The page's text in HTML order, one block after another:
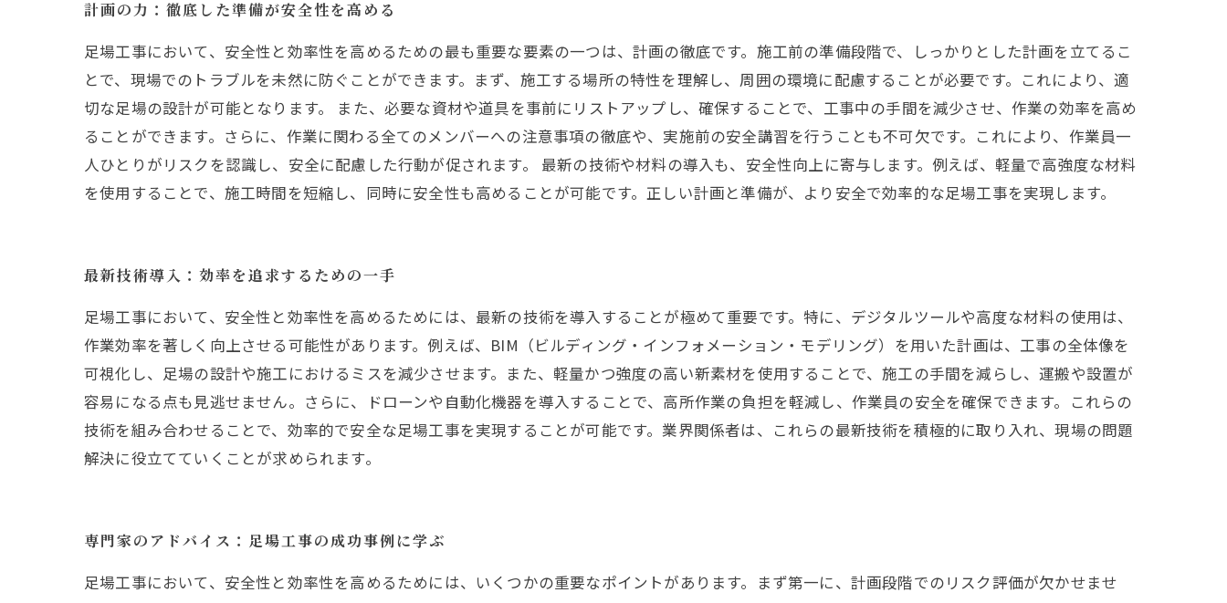
計画の力：徹底した準備が安全性を高める
足場工事において、安全性と効率性を高めるための最も重要な要素の一つは、計画の徹底です。施工前の準備段階で、しっかりとした計画を立てるこ
とで、現場でのトラブルを未然に防ぐことができます。まず、施工する場所の特性を理解し、周囲の環境に配慮することが必要です。これにより、適
切な足場の設計が可能となります。 また、必要な資材や道具を事前にリストアップし、確保することで、工事中の手間を減少させ、作業の効率を高め
ることができます。さらに、作業に関わる全てのメンバーへの注意事項の徹底や、実施前の安全講習を行うことも不可欠です。これにより、作業員一
人ひとりがリスクを認識し、安全に配慮した行動が促されます。 最新の技術や材料の導入も、安全性向上に寄与します。例えば、軽量で高強度な材料
を使用することで、施工時間を短縮し、同時に安全性も高めることが可能です。正しい計画と準備が、より安全で効率的な足場工事を実現します。
最新技術導入：効率を追求するための一手
足場工事において、安全性と効率性を高めるためには、最新の技術を導入することが極めて重要です。特に、デジタルツールや高度な材料の使用は、
作業効率を著しく向上させる可能性があります。例えば、BIM（ビルディング・インフォメーション・モデリング）を用いた計画は、工事の全体像を
可視化し、足場の設計や施工におけるミスを減少させます。また、軽量かつ強度の高い新素材を使用することで、施工の手間を減らし、運搬や設置が
容易になる点も見逃せません。さらに、ドローンや自動化機器を導入することで、高所作業の負担を軽減し、作業員の安全を確保できます。これらの
技術を組み合わせることで、効率的で安全な足場工事を実現することが可能です。業界関係者は、これらの最新技術を積極的に取り入れ、現場の問題
解決に役立てていくことが求められます。
専門家のアドバイス：足場工事の成功事例に学ぶ
足場工事において、安全性と効率性を高めるためには、いくつかの重要なポイントがあります。まず第一に、計画段階でのリスク評価が欠かせませ